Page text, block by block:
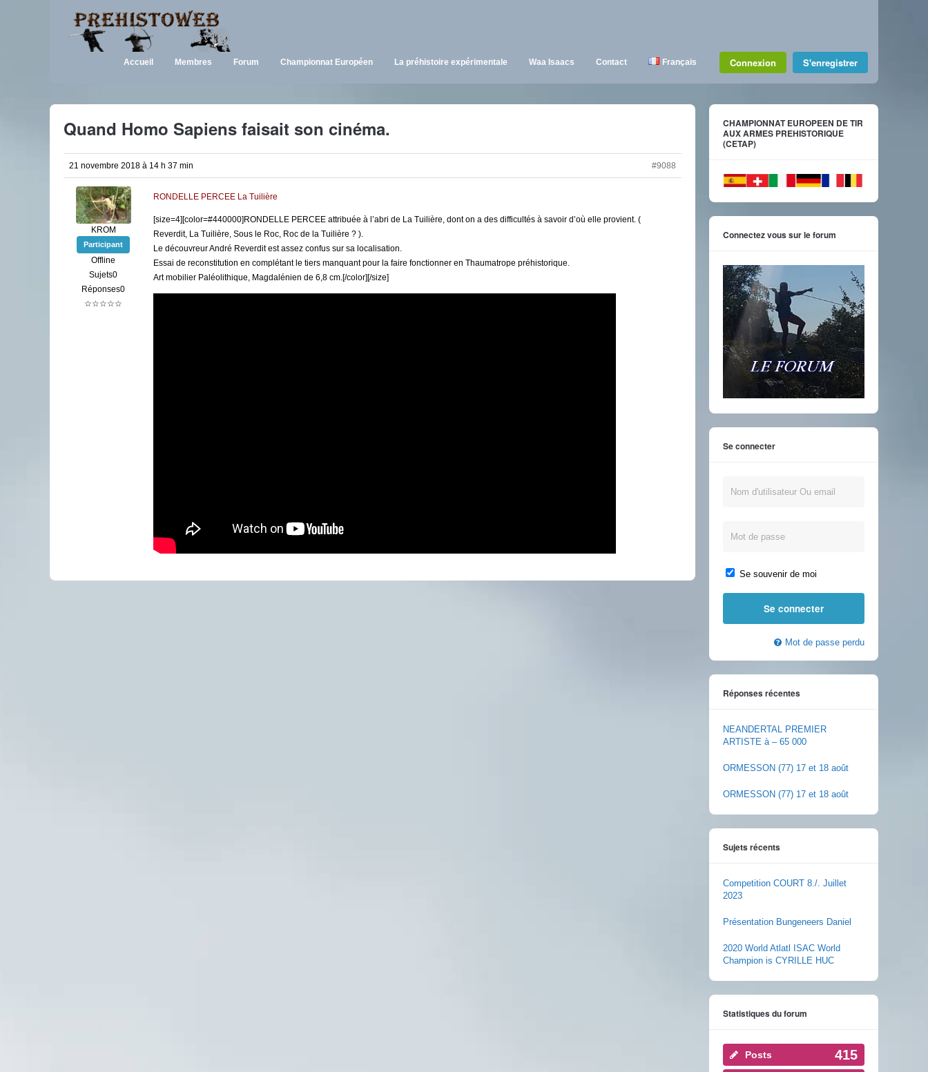
Accueil Membres Forum Championnat Européen La préhistoire expérimentale Waa Isaacs Contact Français Connexion S'enregistrer
Quand Homo Sapiens faisait son cinéma.
21 novembre 2018 à 14 h 37 min #9088
KROM
Participant
Offline
Sujets0
Réponses0
☆☆☆☆☆
RONDELLE PERCEE La Tuilière
[size=4][color=#440000]RONDELLE PERCEE attribuée à l’abri de La Tuilière, dont on a des difficultés à savoir d’où elle provient. (
Reverdit, La Tuilière, Sous le Roc, Roc de la Tuilière ? ).
Le découvreur André Reverdit est assez confus sur sa localisation.
Essai de reconstitution en complétant le tiers manquant pour la faire fonctionner en Thaumatrope préhistorique.
Art mobilier Paléolithique, Magdalénien de 6,8 cm.[/color][/size]
CHAMPIONNAT EUROPEEN DE TIR
AUX ARMES PREHISTORIQUE
(CETAP)
Connectez vous sur le forum
Se connecter
Se souvenir de moi
Mot de passe perdu
Réponses récentes
NEANDERTAL PREMIER
ARTISTE à – 65 000
ORMESSON (77) 17 et 18 août
ORMESSON (77) 17 et 18 août
Sujets récents
Competition COURT 8./. Juillet
2023
Présentation Bungeneers Daniel
2020 World Atlatl ISAC World
Champion is CYRILLE HUC
Statistiques du forum
Posts 415